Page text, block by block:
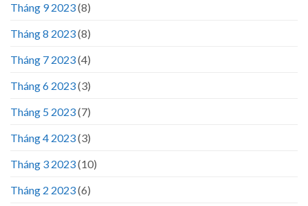
Tháng 9 2023(8)
Tháng 8 2023(8)
Tháng 7 2023(4)
Tháng 6 2023(3)
Tháng 5 2023(7)
Tháng 4 2023(3)
Tháng 3 2023(10)
Tháng 2 2023(6)